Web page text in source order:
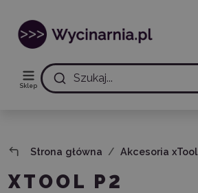
Sklep
Szukaj...
Strona główna Akcesoria xTool
XTOOL P2